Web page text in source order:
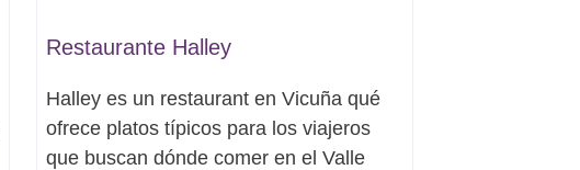
Restaurante Halley
Halley es un restaurant en Vicuña qué
ofrece platos típicos para los viajeros
que buscan dónde comer en el Valle